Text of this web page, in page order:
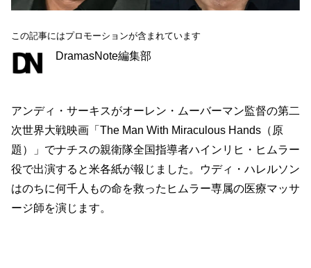
この記事にはプロモーションが含まれています
DramasNote編集部
アンディ・サーキスがオーレン・ムーバーマン監督の第二
次世界大戦映画「The Man With Miraculous Hands（原
題）」でナチスの親衛隊全国指導者ハインリヒ・ヒムラー
役で出演すると米各紙が報じました。ウディ・ハレルソン
はのちに何千人もの命を救ったヒムラー専属の医療マッサ
ージ師を演じます。